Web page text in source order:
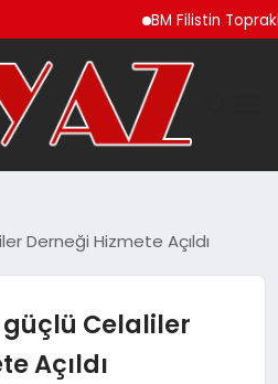
BM Filistin
Derneği Hizmete Açıldı
güçlü Celaliler
Açıldı